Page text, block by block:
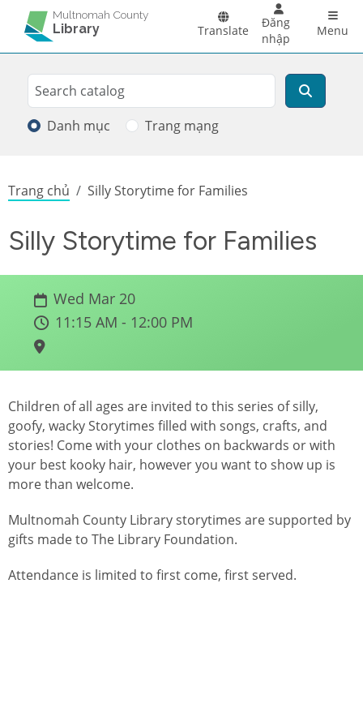
Skip to main content
Multnomah County
Library Translate
Đăng
nhập
Menu
Search
Tìm kiếm
Danh mục Trang mạng
Breadcrumb
Trang chủ Silly Storytime for Families
Silly Storytime for Families
Wed Mar 20
11:15 AM - 12:00 PM
Children of all ages are invited to this series of silly,
goofy, wacky Storytimes filled with songs, crafts, and
stories! Come with your clothes on backwards or with
your best kooky hair, however you want to show up is
more than welcome.
Multnomah County Library storytimes are supported by
gifts made to The Library Foundation.
Attendance is limited to first come, first served.